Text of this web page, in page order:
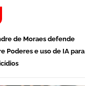
de Moraes defende
Poderes e uso de IA para